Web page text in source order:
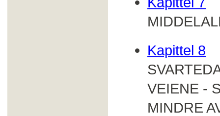
Kapittel 8
VEIENE -
MINDRE